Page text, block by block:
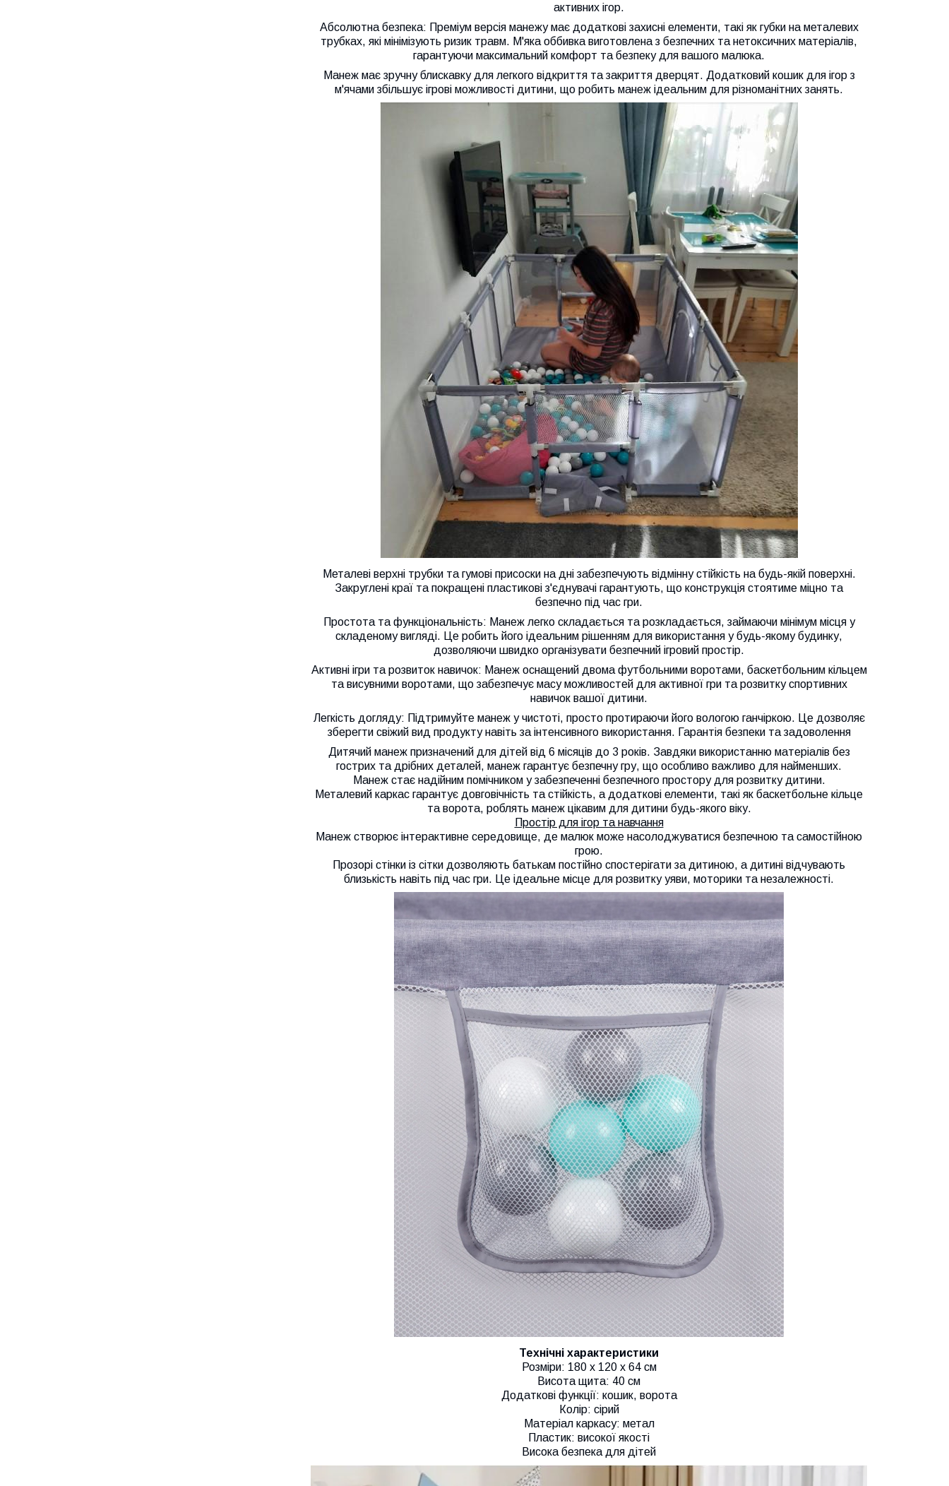
активних ігор.
Абсолютна безпека: Преміум версія манежу має додаткові захисні елементи, такі як губки на металевих
трубках, які мінімізують ризик травм. М'яка оббивка виготовлена з безпечних та нетоксичних матеріалів,
гарантуючи максимальний комфорт та безпеку для вашого малюка.
Манеж має зручну блискавку для легкого відкриття та закриття дверцят. Додатковий кошик для ігор з
м'ячами збільшує ігрові можливості дитини, що робить манеж ідеальним для різноманітних занять.
Металеві верхні трубки та гумові присоски на дні забезпечують відмінну стійкість на будь-якій поверхні.
Закруглені краї та покращені пластикові з'єднувачі гарантують, що конструкція стоятиме міцно та
безпечно під час гри.
Простота та функціональність: Манеж легко складається та розкладається, займаючи мінімум місця у
складеному вигляді. Це робить його ідеальним рішенням для використання у будь-якому будинку,
дозволяючи швидко організувати безпечний ігровий простір.
Активні ігри та розвиток навичок: Манеж оснащений двома футбольними воротами, баскетбольним кільцем
та висувними воротами, що забезпечує масу можливостей для активної гри та розвитку спортивних
навичок вашої дитини.
Легкість догляду: Підтримуйте манеж у чистоті, просто протираючи його вологою ганчіркою. Це дозволяє
зберегти свіжий вид продукту навіть за інтенсивного використання. Гарантія безпеки та задоволення
Дитячий манеж призначений для дітей від 6 місяців до 3 років. Завдяки використанню матеріалів без
гострих та дрібних деталей, манеж гарантує безпечну гру, що особливо важливо для найменших.
Манеж стає надійним помічником у забезпеченні безпечного простору для розвитку дитини.
Металевий каркас гарантує довговічність та стійкість, а додаткові елементи, такі як баскетбольне кільце
та ворота, роблять манеж цікавим для дитини будь-якого віку.
Простір для ігор та навчання
Манеж створює інтерактивне середовище, де малюк може насолоджуватися безпечною та самостійною
грою.
Прозорі стінки із сітки дозволяють батькам постійно спостерігати за дитиною, а дитині відчувають
близькість навіть під час гри. Це ідеальне місце для розвитку уяви, моторики та незалежності.
Технічні характеристики
Розміри: 180 x 120 x 64 см
Висота щита: 40 см
Додаткові функції: кошик, ворота
Колір: сірий
Матеріал каркасу: метал
Пластик: високої якості
Висока безпека для дітей